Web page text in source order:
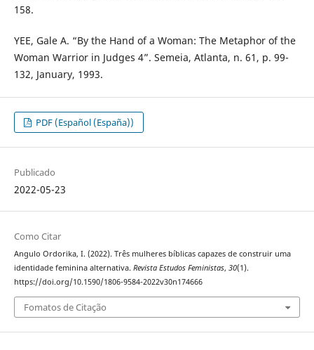
158.
YEE, Gale A. “By the Hand of a Woman: The Metaphor of the
Woman Warrior in Judges 4”. Semeia, Atlanta, n. 61, p. 99-
132, January, 1993.
PDF (Español (España))
Publicado
2022-05-23
Como Citar
Angulo Ordorika, I. (2022). Três mulheres bíblicas capazes de construir uma
identidade feminina alternativa. Revista Estudos Feministas, 30(1).
https://doi.org/10.1590/1806-9584-2022v30n174666
Fomatos de Citação